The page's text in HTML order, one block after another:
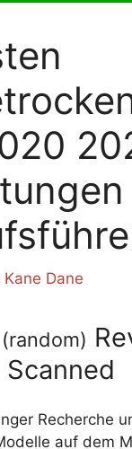
Kane Dane
(random)
Scanned
Recherche
auf dem